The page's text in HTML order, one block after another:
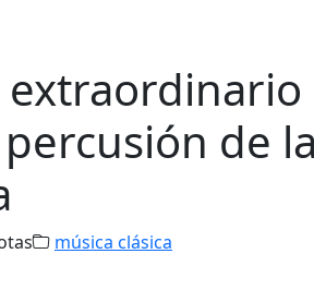
de
música clásica